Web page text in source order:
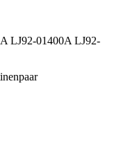
LJ92-01400A LJ92-